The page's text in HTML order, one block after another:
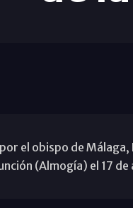
el obispo de
(Almogía) el 17